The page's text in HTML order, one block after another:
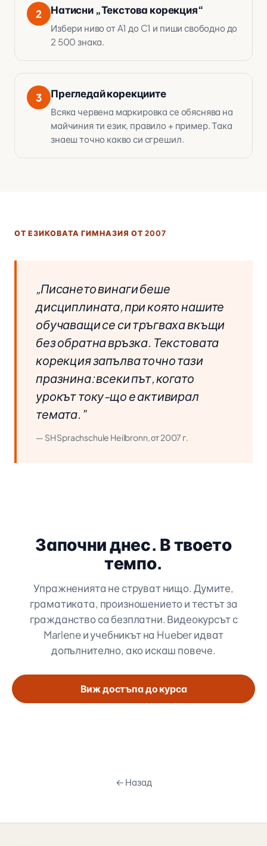
2 Натисни „Текстова корекция“
Избери ниво от A1 до C1 и пиши свободно до
2 500 знака.
3 Прегледай корекциите
Всяка червена маркировка се обяснява на
майчиния ти език, правило + пример. Така
знаеш точно какво си сгрешил.
ОТ ЕЗИКОВАТА ГИМНАЗИЯ ОТ 2007
„Писането винаги беше
дисциплината, при която нашите
обучаващи се си тръгваха вкъщи
без обратна връзка. Текстовата
корекция запълва точно тази
празнина: всеки път, когато
урокът току-що е активирал
темата."
— SH Sprachschule Heilbronn, от 2007 г.
Започни днес. В твоето
темпо.
Упражненията не струват нищо. Думите,
граматиката, произношението и тестът за
гражданство са безплатни. Видеокурсът с
Marlene и учебникът на Hueber идват
допълнително, ако искаш повече.
Виж достъпа до курса
← Назад